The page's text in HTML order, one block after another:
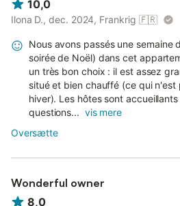
10,0
Ilona D., dec. 2024, Frankrig 🇫🇷
Nous avons passés une semaine
soirée de Noël) dans cet
un très bon choix : il est assez
situé et bien chauffé (ce qui n'est
hiver). Les hôtes sont
questions... vis mere
Oversætte
Wonderful owner
8,0